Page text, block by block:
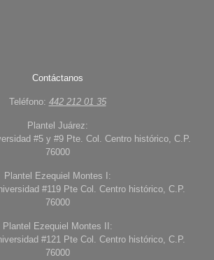
Contáctanos
Teléfono: 442 212 01 35
Plantel Juárez:
#5 y #9 Pte. Col. Centro histórico, C.P.
76000
Plantel Ezequiel Montes I:
#119 Pte Col. Centro histórico, C.P.
76000
Plantel Ezequiel Montes II:
#121 Pte Col. Centro histórico, C.P.
76000